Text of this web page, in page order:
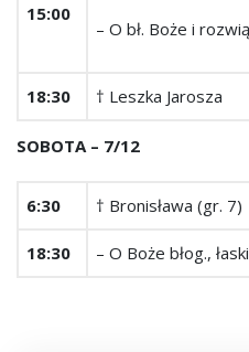
15:00
– O bł. Boże i
18:30 † Leszka Jarosza
SOBOTA – 7/12
6:30 † Bronisława (gr. 7)
18:30 – O Boże błog.,